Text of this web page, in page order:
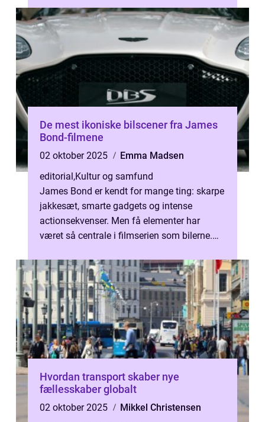
De mest ikoniske bilscener fra James
Bond-filmene
02 oktober 2025
Emma Madsen
editorial,Kultur og samfund
James Bond er kendt for mange ting: skarpe
jakkesæt, smarte gadgets og intense
actionsekvenser. Men få elementer har
været så centrale i filmserien som bilerne.
Hvordan transport skaber nye
fællesskaber globalt
02 oktober 2025
Mikkel Christensen